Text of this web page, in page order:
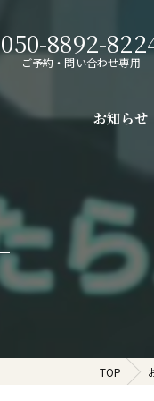
050-8892-
ご予約・問い合わせ専用
入・お肌の悩み改善
謝アップ・肌質改善・リ
お知らせ
TOP